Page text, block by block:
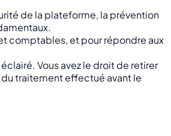
de la plateforme, la prévention
comptables, et pour répondre aux
Vous avez le droit de retirer
traitement effectué avant le